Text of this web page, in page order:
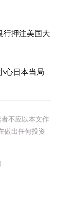
行押注美国大
心日本当局
不应以本文作
做出任何投资